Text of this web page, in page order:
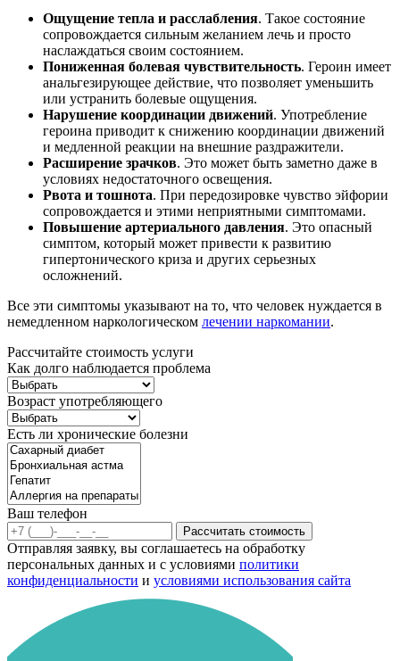
Ощущение тепла и расслабления. Такое состояние
сопровождается сильным желанием лечь и просто
наслаждаться своим состоянием.
Пониженная болевая чувствительность. Героин имеет
анальгезирующее действие, что позволяет уменьшить
или устранить болевые ощущения.
Нарушение координации движений. Употребление
героина приводит к снижению координации движений
и медленной реакции на внешние раздражители.
Расширение зрачков. Это может быть заметно даже в
условиях недостаточного освещения.
Рвота и тошнота. При передозировке чувство эйфории
сопровождается и этими неприятными симптомами.
Повышение артериального давления. Это опасный
симптом, который может привести к развитию
гипертонического криза и других серьезных
осложнений.
Все эти симптомы указывают на то, что человек нуждается в
немедленном наркологическом лечении наркомании.
Рассчитайте стоимость услуги
Как долго наблюдается проблема
Возраст употребляющего
Есть ли хронические болезни
Ваш телефон
Рассчитать стоимость
Отправляя заявку, вы соглашаетесь на обработку
персональных данных и с условиями политики
конфиденциальности и условиями использования сайта